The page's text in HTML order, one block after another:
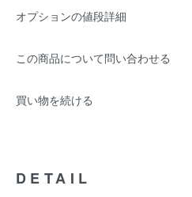
オプションの値段詳細
この商品について問い合わせる
買い物を続ける
DETAIL